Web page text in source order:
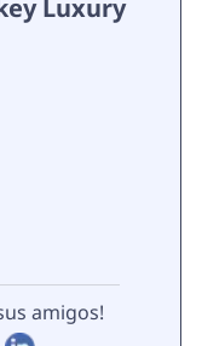
Luxury
amigos!